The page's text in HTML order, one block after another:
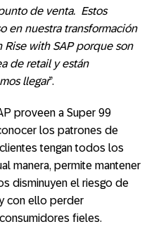
de venta. Estos
en nuestra transformación
Rise with SAP porque son
de retail y están
llegar”.
proveen a Super 99
los patrones de
tengan todos los
manera, permite mantener
disminuyen el riesgo de
con ello perder
fieles.